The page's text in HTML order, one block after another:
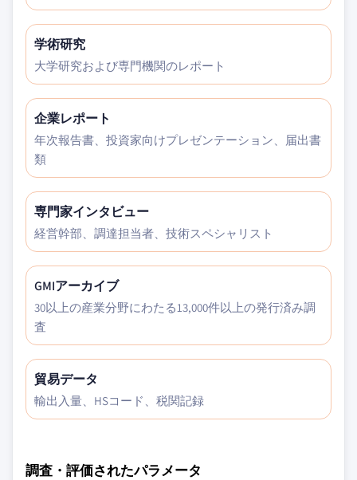
学術研究
大学研究および専門機関のレポート
企業レポート
年次報告書、投資家向けプレゼンテーション、届出書
類
専門家インタビュー
経営幹部、調達担当者、技術スペシャリスト
GMIアーカイブ
30以上の産業分野にわたる13,000件以上の発行済み調
査
貿易データ
輸出入量、HSコード、税関記録
調査・評価されたパラメータ